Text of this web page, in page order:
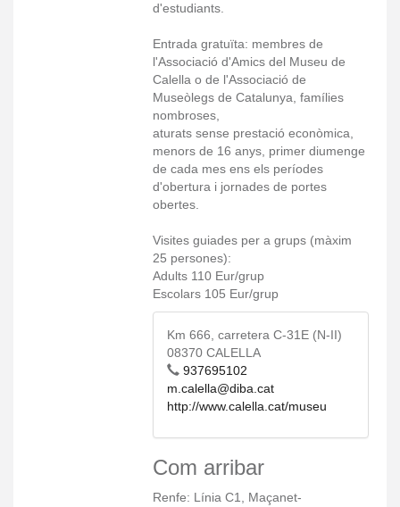
d'estudiants.
Entrada gratuïta: membres de
l'Associació d'Amics del Museu de
Calella o de l'Associació de
Museòlegs de Catalunya, famílies
nombroses,
aturats sense prestació econòmica,
menors de 16 anys, primer diumenge
de cada mes ens els períodes
d'obertura i jornades de portes
obertes.
Visites guiades per a grups (màxim
25 persones):
Adults 110 Eur/grup
Escolars 105 Eur/grup
Km 666, carretera C-31E (N-II)
08370 CALELLA
937695102
m.calella@diba.cat
http://www.calella.cat/museu
Com arribar
Renfe: Línia C1, Maçanet-